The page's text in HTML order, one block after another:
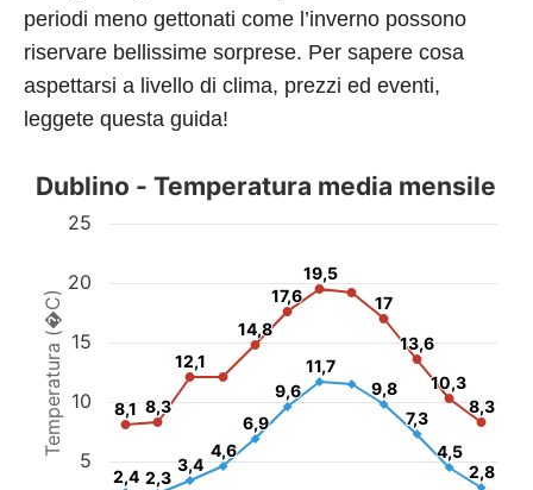
periodi meno gettonati come l’inverno possono
riservare bellissime sorprese. Per sapere cosa
aspettarsi a livello di clima, prezzi ed eventi,
leggete questa guida!
Temperatura (�C)
Dublino - Temperatura media mensile
8,1
8,1 8,3
8,3
12,1
12,1
14,8
14,8
17,6
17,6
19,5
19,5
17
17
13,6
13,6
10,3
10,3
8,3
8,3
2,4
2,4 2,3
2,3
3,4
3,4
4,6
4,6
6,9
6,9
9,6
9,6
11,7
11,7
9,8
9,8
7,3
7,3
4,5
4,5
2,8
2,8
5
10
15
20
25